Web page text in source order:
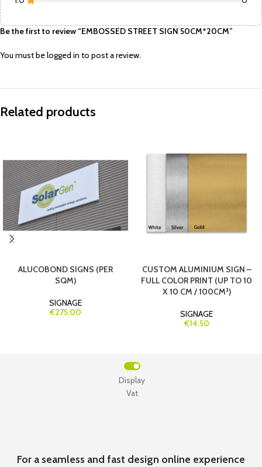
Be the first to review “EMBOSSED STREET SIGN 50CM*20CM”
You must belogged in to post a review.
Related products
ALUCOBOND SIGNS (PER
SQM)
SIGNAGE
€275.00
CUSTOM ALUMINIUM SIGN –
FULL COLOR PRINT (UP TO 10
X 10 CM / 100CM²)
SIGNAGE
€14.50
Vat
Display
For a seamless and fast design online experience